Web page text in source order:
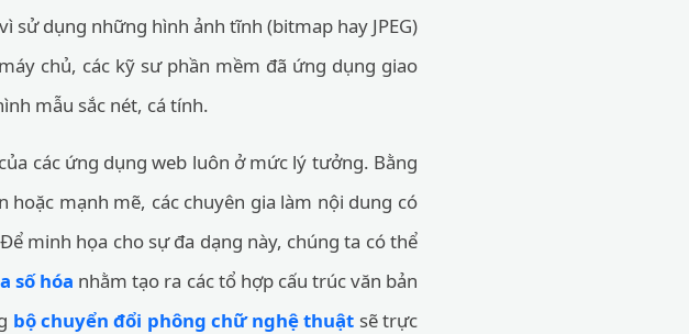
sử dụng những hình ảnh tĩnh (bitmap hay JPEG)
chủ, các kỹ sư phần mềm đã ứng dụng giao
mẫu sắc nét, cá tính.
các ứng dụng web luôn ở mức lý tưởng. Bằng
mạnh mẽ, các chuyên gia làm nội dung có
minh họa cho sự đa dạng này, chúng ta có thể
số hóa nhằm tạo ra các tổ hợp cấu trúc văn bản
bộ chuyển đổi phông chữ nghệ thuật sẽ trực